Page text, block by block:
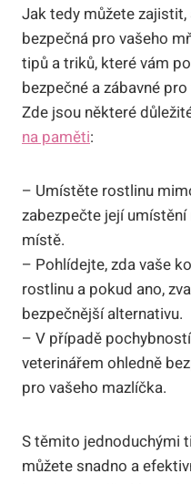
Jak tedy můžete
bezpečná pro vašeho
tipů a triků, které vám
bezpečné a zábavné
Zde jsou některé
na paměti:
– Umístěte rostlinu
zabezpečte její
místě.
– Pohlídejte, zda vaše
rostlinu a pokud ano,
bezpečnější alternativu.
– V případě
veterinářem ohledně
pro vašeho mazlíčka.
S těmito jednoduchými
můžete snadno a